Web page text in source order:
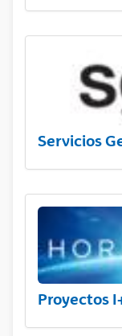
Servicios
Proyectos